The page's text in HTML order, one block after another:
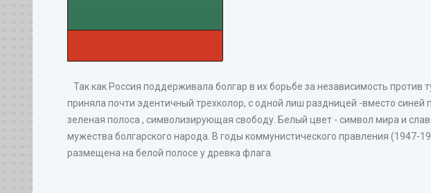
Так как Россия поддерживала болгар в их борьбе за независимость против
приняла почти эдентичный трехколор, с одной лиш раздницей -вместо
зеленая полоса , символизирующая свободу. Белый цвет - символ мира и
мужества болгарского народа. В годы коммунистического правления (1947-
размещена на белой полосе у древка флага.